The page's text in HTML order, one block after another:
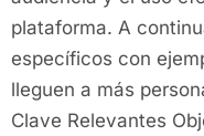
plataforma. A
específicos con
lleguen a más
Clave Relevantes